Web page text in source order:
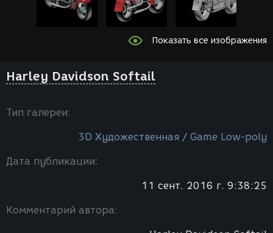
Показать все изображения
Harley Davidson Softail
Тип галереи:
3D Художественная / Game Low-poly
Дата публикации:
11 сент. 2016 г. 9:38:25
Комментарий автора: